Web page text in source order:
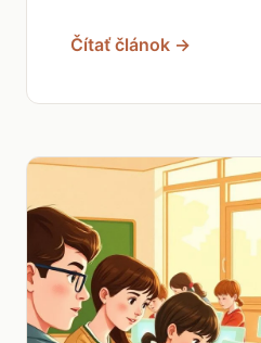
Čítať článok →